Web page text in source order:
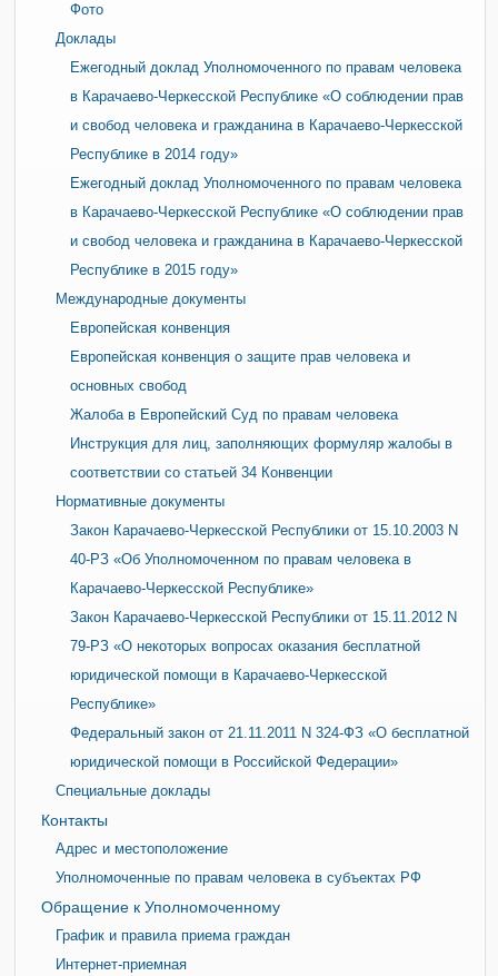
Фото
Доклады
Ежегодный доклад Уполномоченного по правам человека
в Карачаево-Черкесской Республике «О соблюдении прав
и свобод человека и гражданина в Карачаево-Черкесской
Республике в 2014 году»
Ежегодный доклад Уполномоченного по правам человека
в Карачаево-Черкесской Республике «О соблюдении прав
и свобод человека и гражданина в Карачаево-Черкесской
Республике в 2015 году»
Международные документы
Европейская конвенция
Европейская конвенция о защите прав человека и
основных свобод
Жалоба в Европейский Суд по правам человека
Инструкция для лиц, заполняющих формуляр жалобы в
соответствии со статьей 34 Конвенции
Нормативные документы
Закон Карачаево-Черкесской Республики от 15.10.2003 N
40-РЗ «Об Уполномоченном по правам человека в
Карачаево-Черкесской Республике»
Закон Карачаево-Черкесской Республики от 15.11.2012 N
79-РЗ «О некоторых вопросах оказания бесплатной
юридической помощи в Карачаево-Черкесской
Республике»
Федеральный закон от 21.11.2011 N 324-ФЗ «О бесплатной
юридической помощи в Российской Федерации»
Специальные доклады
Контакты
Адрес и местоположение
Уполномоченные по правам человека в субъектах РФ
Обращение к Уполномоченному
График и правила приема граждан
Интернет-приемная